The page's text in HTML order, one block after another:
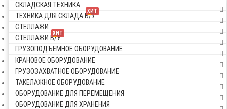
СКЛАДСКАЯ ТЕХНИКА
ХИТ
ТЕХНИКА ДЛЯ СКЛАДА Б/У
СТЕЛЛАЖИ
ХИТ
СТЕЛЛАЖИ Б/У
ГРУЗОПОДЪЕМНОЕ ОБОРУДОВАНИЕ
КРАНОВОЕ ОБОРУДОВАНИЕ
ГРУЗОЗАХВАТНОЕ ОБОРУДОВАНИЕ
ТАКЕЛАЖНОЕ ОБОРУДОВАНИЕ
ОБОРУДОВАНИЕ ДЛЯ ПЕРЕМЕЩЕНИЯ
ОБОРУДОВАНИЕ ДЛЯ ХРАНЕНИЯ